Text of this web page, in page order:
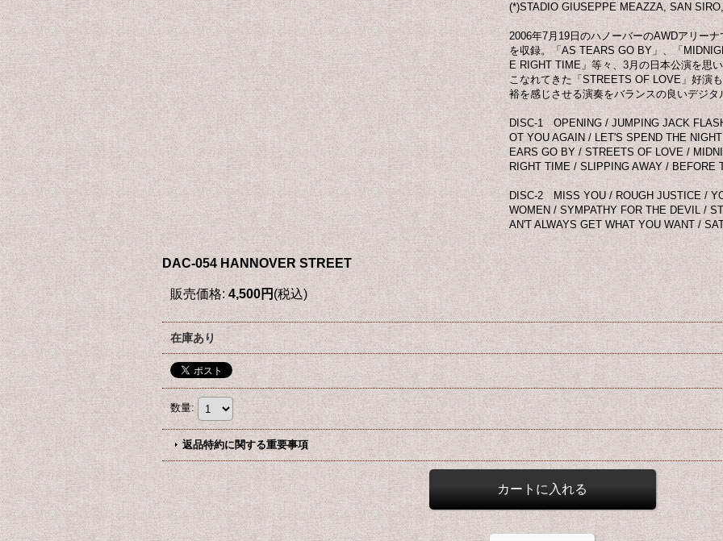
(*)STADIO GIUSEPPE MEAZZA, SAN
2006年7月19日のハノーバーのAWDアリー
を収録。「AS TEARS GO BY」、「
E RIGHT TIME」等々、3月の日本公演を思
こなれてきた「STREETS OF LOVE」好演
裕を感じさせる演奏をバランスの良いデジ
DISC-1 OPENING / JUMPING JACK
OT YOU AGAIN / LET'S SPEND THE
EARS GO BY / STREETS OF LOVE /
RIGHT TIME / SLIPPING AWAY / BEFORE
DISC-2 MISS YOU / ROUGH JUSTICE /
WOMEN / SYMPATHY FOR THE DEVIL /
AN'T ALWAYS GET WHAT YOU WANT /
DAC-054 HANNOVER STREET
販売価格: 4,500円 (税込)
在庫あり
数量:
返品特約に関する重要事項